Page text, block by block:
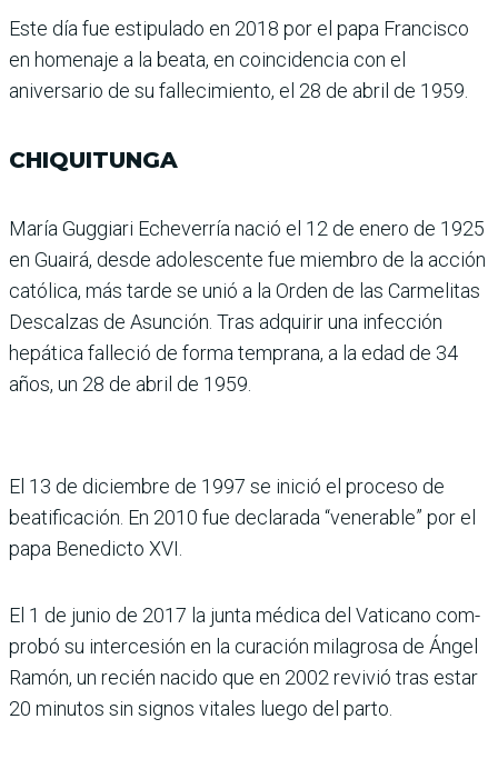
Este día fue estipulado en 2018 por el papa Francisco
en homenaje a la beata, en coin­cidencia con el
aniversario de su fallecimiento, el 28 de abril de 1959.
CHIQUITUNGA
María Guggiari Echeverría nació el 12 de enero de 1925
en Guairá, desde adolescente fue miembro de la acción
católica, más tarde se unió a la Orden de las Carmelitas
Descalzas de Asunción. Tras adquirir una infección
hepá­tica falleció de forma tem­prana, a la edad de 34
años, un 28 de abril de 1959.
El 13 de diciembre de 1997 se ini­ció el proceso de
beatificación. En 2010 fue declarada “venera­ble” por el
papa Benedicto XVI.
El 1 de junio de 2017 la junta médica del Vaticano com­
probó su intercesión en la curación milagrosa de Ángel
Ramón, un recién nacido que en 2002 revivió tras estar
20 minutos sin signos vitales luego del parto.